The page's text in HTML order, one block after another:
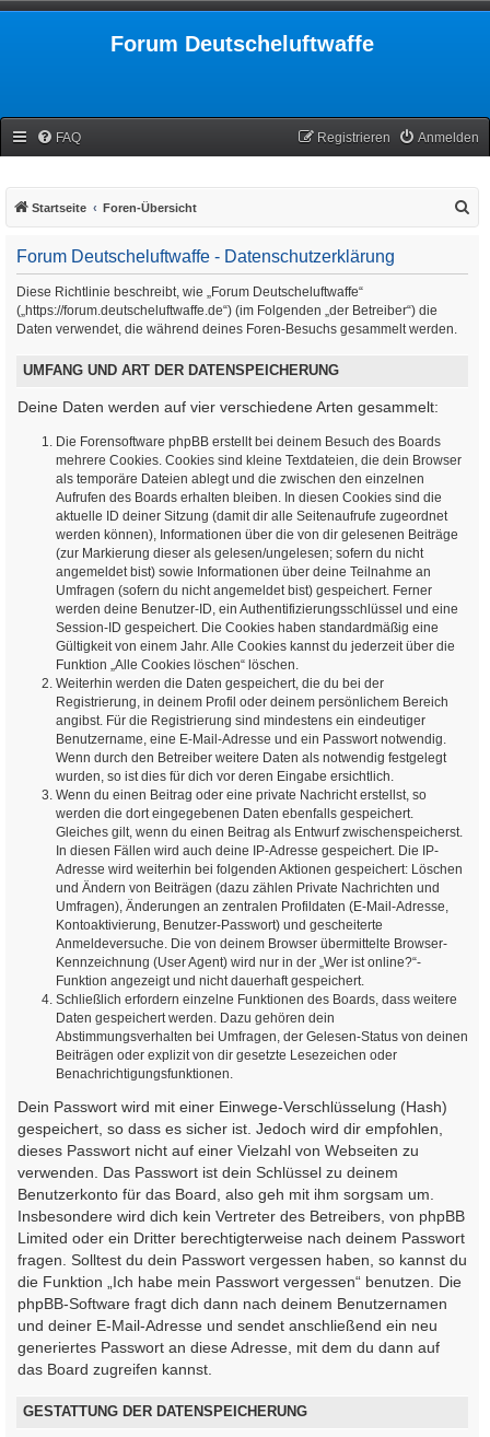
Forum Deutscheluftwaffe
FAQ Anmelden
Registrieren
Startseite Foren-Übersicht
Forum Deutscheluftwaffe - Datenschutzerklärung
Diese Richtlinie beschreibt, wie „Forum Deutscheluftwaffe“
(„https://forum.deutscheluftwaffe.de“) (im Folgenden „der Betreiber“) die
Daten verwendet, die während deines Foren-Besuchs gesammelt werden.
UMFANG UND ART DER DATENSPEICHERUNG
Deine Daten werden auf vier verschiedene Arten gesammelt:
Die Forensoftware phpBB erstellt bei deinem Besuch des Boards
mehrere Cookies. Cookies sind kleine Textdateien, die dein Browser
als temporäre Dateien ablegt und die zwischen den einzelnen
Aufrufen des Boards erhalten bleiben. In diesen Cookies sind die
aktuelle ID deiner Sitzung (damit dir alle Seitenaufrufe zugeordnet
werden können), Informationen über die von dir gelesenen Beiträge
(zur Markierung dieser als gelesen/ungelesen; sofern du nicht
angemeldet bist) sowie Informationen über deine Teilnahme an
Umfragen (sofern du nicht angemeldet bist) gespeichert. Ferner
werden deine Benutzer-ID, ein Authentifizierungsschlüssel und eine
Session-ID gespeichert. Die Cookies haben standardmäßig eine
Gültigkeit von einem Jahr. Alle Cookies kannst du jederzeit über die
Funktion „Alle Cookies löschen“ löschen.
Weiterhin werden die Daten gespeichert, die du bei der
Registrierung, in deinem Profil oder deinem persönlichem Bereich
angibst. Für die Registrierung sind mindestens ein eindeutiger
Benutzername, eine E-Mail-Adresse und ein Passwort notwendig.
Wenn durch den Betreiber weitere Daten als notwendig festgelegt
wurden, so ist dies für dich vor deren Eingabe ersichtlich.
Wenn du einen Beitrag oder eine private Nachricht erstellst, so
werden die dort eingegebenen Daten ebenfalls gespeichert.
Gleiches gilt, wenn du einen Beitrag als Entwurf zwischenspeicherst.
In diesen Fällen wird auch deine IP-Adresse gespeichert. Die IP-
Adresse wird weiterhin bei folgenden Aktionen gespeichert: Löschen
und Ändern von Beiträgen (dazu zählen Private Nachrichten und
Umfragen), Änderungen an zentralen Profildaten (E-Mail-Adresse,
Kontoaktivierung, Benutzer-Passwort) und gescheiterte
Anmeldeversuche. Die von deinem Browser übermittelte Browser-
Kennzeichnung (User Agent) wird nur in der „Wer ist online?“-
Funktion angezeigt und nicht dauerhaft gespeichert.
Schließlich erfordern einzelne Funktionen des Boards, dass weitere
Daten gespeichert werden. Dazu gehören dein
Abstimmungsverhalten bei Umfragen, der Gelesen-Status von deinen
Beiträgen oder explizit von dir gesetzte Lesezeichen oder
Benachrichtigungsfunktionen.
Dein Passwort wird mit einer Einwege-Verschlüsselung (Hash)
gespeichert, so dass es sicher ist. Jedoch wird dir empfohlen,
dieses Passwort nicht auf einer Vielzahl von Webseiten zu
verwenden. Das Passwort ist dein Schlüssel zu deinem
Benutzerkonto für das Board, also geh mit ihm sorgsam um.
Insbesondere wird dich kein Vertreter des Betreibers, von phpBB
Limited oder ein Dritter berechtigterweise nach deinem Passwort
fragen. Solltest du dein Passwort vergessen haben, so kannst du
die Funktion „Ich habe mein Passwort vergessen“ benutzen. Die
phpBB-Software fragt dich dann nach deinem Benutzernamen
und deiner E-Mail-Adresse und sendet anschließend ein neu
generiertes Passwort an diese Adresse, mit dem du dann auf
das Board zugreifen kannst.
GESTATTUNG DER DATENSPEICHERUNG